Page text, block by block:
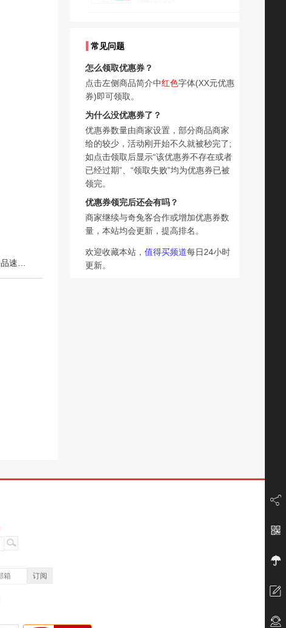
常见问题
怎么领取优惠券？
点击左侧商品简介中红色字体(XX元优惠
券)即可领取。
为什么没优惠券了？
优惠券数量由商家设置，部分商品商家
给的较少，活动刚开始不久就被秒完了;
如点击领取后显示“该优惠券不存在或者
已经过期”、“领取失败”均为优惠券已被
领完。
优惠券领完后还会有吗？
商家继续与奇兔客合作或增加优惠券数
量，本站均会更新，提高排名。
欢迎收藏本站， 值得买频道每日24小时
更新。